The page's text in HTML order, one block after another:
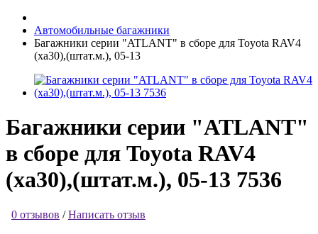
Автомобильные багажники
Багажники серии "ATLANT" в сборе для Toyota RAV4
(xa30),(штат.м.), 05-13
Багажники серии "ATLANT"
в сборе для Toyota RAV4
(xa30),(штат.м.), 05-13 7536
0 отзывов /Написать отзыв